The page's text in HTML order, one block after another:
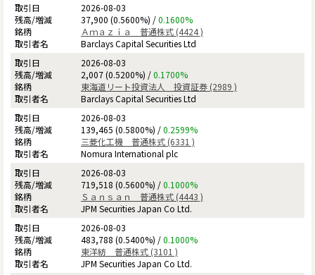
2026-08-03
37,900 (0.5600%) /0.1600%
Ａｍａｚｉａ 普通株式 (4424 )
Barclays Capital Securities Ltd
2026-08-03
2,007 (0.5200%) /0.1700%
東海道リート投資法人 投資証券 (2989 )
Barclays Capital Securities Ltd
2026-08-03
139,465 (0.5800%) /0.2599%
三菱化工機 普通株式 (6331 )
Nomura International plc
2026-08-03
719,518 (0.5600%) /0.1000%
Ｓａｎｓａｎ 普通株式 (4443 )
JPM Securities Japan Co Ltd.
2026-08-03
483,788 (0.5400%) /0.1000%
東洋紡 普通株式 (3101 )
JPM Securities Japan Co Ltd.